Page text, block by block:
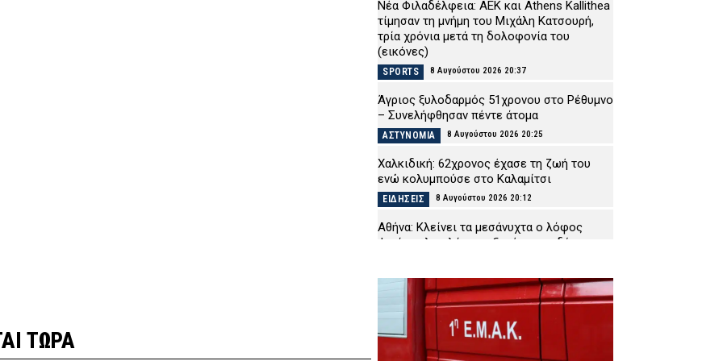
ΤΩΡΑ
Νέα Φιλαδέλφεια: ΑΕΚ και Athens Kallithea
τίμησαν τη μνήμη του Μιχάλη Κατσουρή,
τρία χρόνια μετά τη δολοφονία του
(εικόνες)
SPORTS 8 Αυγούστου 2026 20:37
Άγριος ξυλοδαρμός 51χρονου στο Ρέθυμνο
– Συνελήφθησαν πέντε άτομα
ΑΣΤΥΝΟΜΙΑ 8 Αυγούστου 2026 20:25
Χαλκιδική: 62χρονος έχασε τη ζωή του
ενώ κολυμπούσε στο Καλαμίτσι
ΕΙΔΗΣΕΙΣ 8 Αυγούστου 2026 20:12
Αθήνα: Κλείνει τα μεσάνυχτα ο λόφος
Φινόπουλου λόγω αυξημένου κινδύνου
ΕΙΔΗΣΕΙΣ 8 Αυγούστου 2026 19:56
Τραγωδία στην Πάρο: Πνίγηκε τετράχρονο
παιδί σε πισίνα – Προσήχθησαν ιδιοκτήτης
και γονείς
ΑΣΤΥΝΟΜΙΑ 8 Αυγούστου 2026 19:32